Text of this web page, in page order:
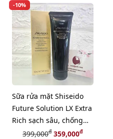
-10%
Sữa rửa mặt Shiseido
Future Solution LX Extra
Rich sạch sâu, chống
lão hóa, 50ml
399,000đ 359,000đ